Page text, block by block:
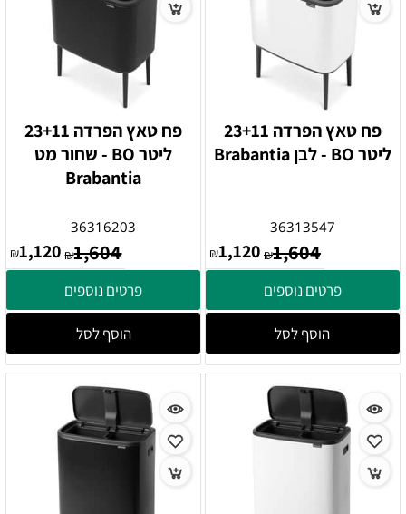
פח טאץ הפרדה 23+11
ליטר BO - לבן Brabantia
36313547
₪1,604
₪1,120
פרטים נוספים
הוסף לסל
פח טאץ הפרדה 23+11
ליטר BO - שחור מט
Brabantia
36316203
₪1,604
₪1,120
פרטים נוספים
הוסף לסל